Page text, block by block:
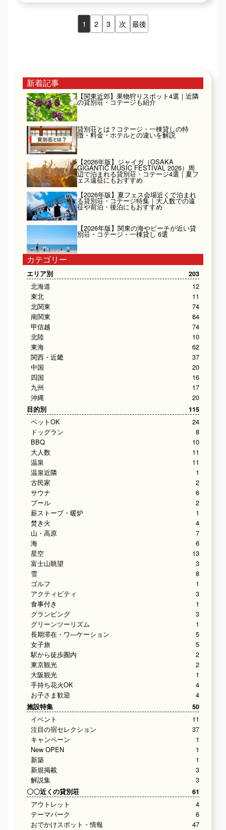
1 2 3 次 最後
新着記事
【関東近郊】果物狩りスポット4選｜近隣
の貸別荘・コテージも紹介
貸別荘とは？コテージ・一棟貸しの特
徴・料金・ホテルとの違いを解説
【2026年版】ジャイガ（OSAKA
GIGANTIC MUSIC FESTIVAL 2026）周
辺で泊まれる貸別荘・コテージ4選｜夏フ
ェス遠征にもおすすめ
【2026年版】夏フェス会場近くで泊まれ
る貸別荘・コテージ特集｜大人数での遠
征や前泊・後泊にもおすすめ
【2026年版】関東の海やビーチが近い貸
別荘・コテージ・一棟貸し 6選
カテゴリー
エリア別 203
北海道
12
東北
11
北関東
74
南関東
84
甲信越
74
北陸
10
東海
62
関西・近畿
37
中国
20
四国
16
九州
17
沖縄
20
目的別 115
ペットOK
24
ドッグラン
8
BBQ
10
大人数
11
温泉
11
温泉近隣
1
古民家
2
サウナ
6
プール
2
薪ストーブ・暖炉
1
焚き火
4
山・高原
7
海
6
星空
13
富士山眺望
3
雪
8
ゴルフ
1
アクティビティ
3
食事付き
1
グランピング
3
グリーンツーリズム
1
長期滞在・ワ―ケーション
5
女子旅
5
駅から徒歩圏内
2
東京観光
2
大阪観光
1
手持ち花火OK
4
お子さま歓迎
4
施設特集 50
イベント
11
注目の宿セレクション
37
キャンペーン
1
New OPEN
1
新築
1
新規掲載
3
解説集
3
〇〇近くの貸別荘 61
アウトレット
4
テーマパーク
6
おでかけスポット・情報
47